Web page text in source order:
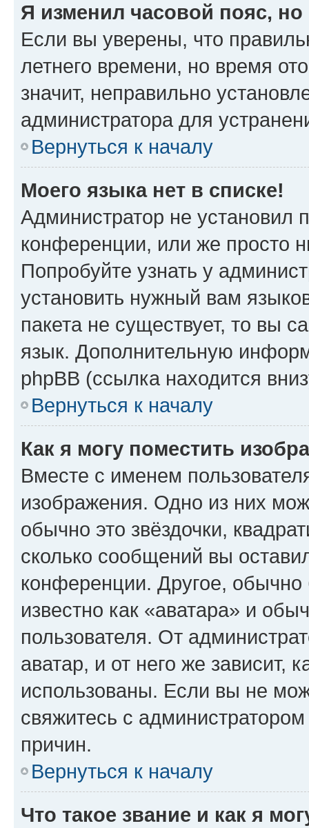
Я изменил часовой пояс,
Если вы уверены, что
летнего времени, но время
значит, неправильно
администратора для
Вернуться к началу
Моего языка нет в списке!
Администратор не установил
конференции, или же просто
Попробуйте узнать у
установить нужный вам
пакета не существует, то вы
язык. Дополнительную
phpBB (ссылка находится
Вернуться к началу
Как я могу поместить
Вместе с именем
изображения. Одно из них
обычно это звёздочки,
сколько сообщений вы
конференции. Другое,
известно как «аватара» и
пользователя. От
аватар, и от него же зависит,
использованы. Если вы не
свяжитесь с
причин.
Вернуться к началу
Что такое звание и как я